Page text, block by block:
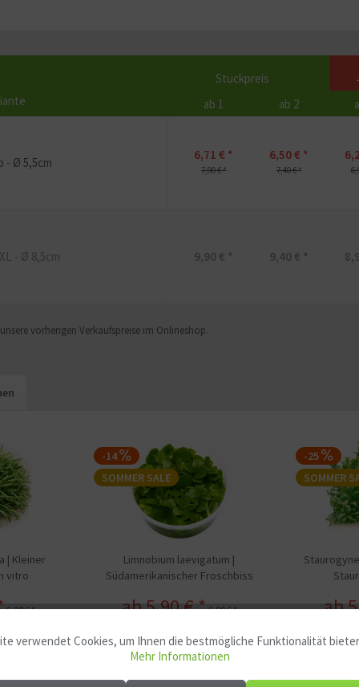
Stückpreis
ab 1
ab 2
- Ø 5,5cm
6,71 € *
7,90 € *
6,50 € *
7,40 € *
- Ø 8,5cm 9,90 € * 9,40 € *
vorherigen Verkaufspreise im Onlineshop.
| Kleiner
vitro
6,90 € *
-14
SOMMER SALE
Limnobium laevigatum |
Südamerikanischer Froschbiss
ab 5,90 € * 6,90 € *
-25
SOMMER
ab
verwendet Cookies, um Ihnen die bestmögliche Funktionalität
Mehr Informationen